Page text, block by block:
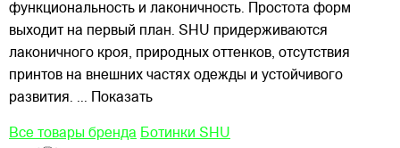
функциональность и лаконичность. Простота форм
выходит на первый план. SHU придерживаются
лаконичного кроя, природных оттенков, отсутствия
принтов на внешних частях одежды и устойчивого
развития. ... Показать
Все товары бренда Ботинки SHU